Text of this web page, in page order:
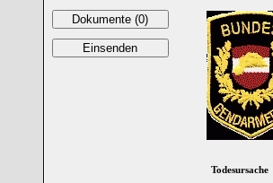
Todesursache